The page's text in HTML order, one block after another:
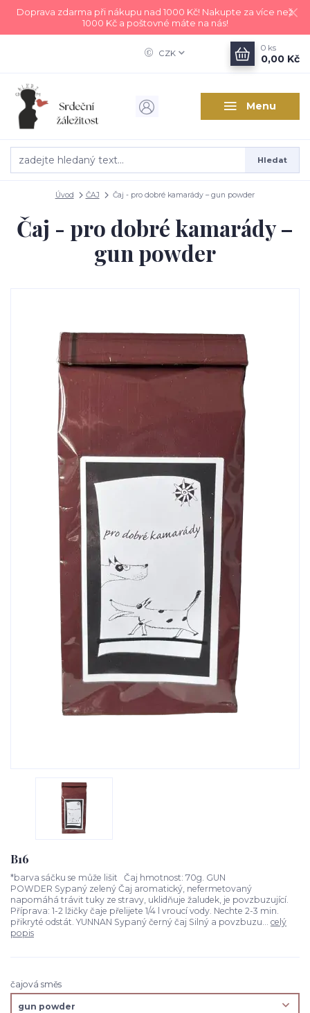
Doprava zdarma při nákupu nad 1000 Kč! Nakupte za více než
1000 Kč a poštovné máte na nás!
Menu
CZK
Hledat
0 ks
0,00 Kč
Úvod ČAJ Čaj - pro dobré kamarády – gun powder
Čaj - pro dobré kamarády –
gun powder
B16
*barva sáčku se může lišit Čaj hmotnost: 70g. GUN
POWDER Sypaný zelený Čaj aromatický, nefermetovaný
napomáhá trávit tuky ze stravy, uklidňuje žaludek, je povzbuzující.
Příprava: 1-2 lžičky čaje přelijete 1/4 l vroucí vody. Nechte 2-3 min.
přikryté odstát. YUNNAN Sypaný černý čaj Silný a povzbuzu... celý
popis
čajová směs